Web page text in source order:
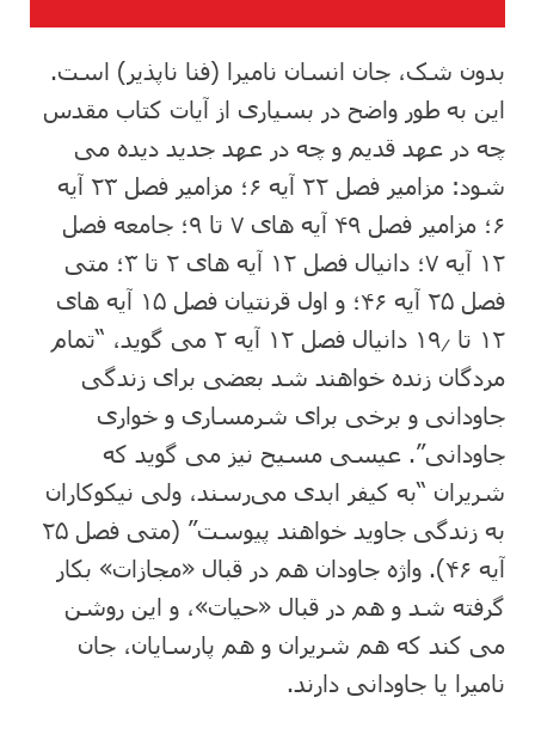
بدون شک، جان انسان نامیرا (فنا ناپذیر) است.
این به طور واضح در بسیاری از آیات کتاب مقدس
چه در عهد قدیم و چه در عهد جدید دیده می
شود: مزامیر فصل ۲۲ آیه ۶؛ مزامیر فصل ۲۳ آیه
۶؛ مزامیر فصل ۴۹ آیه های ۷ تا ۹؛ جامعه فصل
۱۲ آیه ۷؛ دانیال فصل ۱۲ آیه های ۲ تا ۳؛ متی
فصل ۲۵ آیه ۴۶؛ و اول قرنتیان فصل ۱۵ آیه های
۱۲ تا ۱۹٫ دانیال فصل ۱۲ آیه ۲ می گوید، “تمام
مردگان زنده خواهند شد بعضی برای زندگی
جاودانی و برخی برای شرمساری و خواری
جاودانی”. عیسی مسیح نیز می گوید که
شریران “به کیفر ابدی می‌رسند، ولی نیکوکاران
به زندگی جاوید خواهند پیوست” (متی فصل ۲۵
آیه ۴۶). واژه جاودان هم در قبال «مجازات» بکار
گرفته شد و هم در قبال «حیات»، و این روشن
می کند که هم شریران و هم پارسایان، جان
نامیرا یا جاودانی دارند.